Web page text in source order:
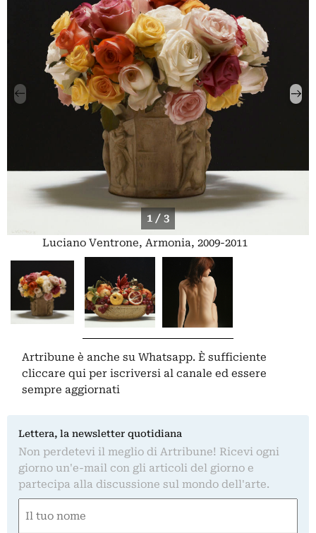
1 / 3
Luciano Ventrone, Armonia, 2009-2011
Artribune è anche su Whatsapp. È sufficiente
cliccare qui per iscriversi al canale ed essere
sempre aggiornati
Lettera, la newsletter quotidiana
Non perdetevi il meglio di Artribune! Ricevi ogni
giorno un'e-mail con gli articoli del giorno e
partecipa alla discussione sul mondo dell'arte.
(Required)